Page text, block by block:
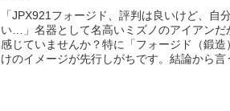
「JPX921フォージド、評判は良いけど、自
い…」名器として名高いミズノのアイアンだ
感じていませんか？特に「フォージド（鍛造
けのイメージが先行しがちです。結論から言